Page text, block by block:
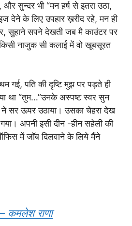
और सुन्दर भी “मन हर्ष से इतरा उठा,
देने के लिए उपहार ख़रीद रहे, मन ही
सुहाने सपने देखती जब मै काउंटर पर
नाजुक सी कलाई में वो खूबसूरत
गई, पति की दृष्टि मुझ पर पड़ते ही
था “तुम…”उनके अस्पष्ट स्वर सुन
सर ऊपर उठाया। उसका चेहरा देख
अपनी इसी दीन -हीन सहेली की
में जॉब दिलवाने के लिये मैंने
कमलेश राणा